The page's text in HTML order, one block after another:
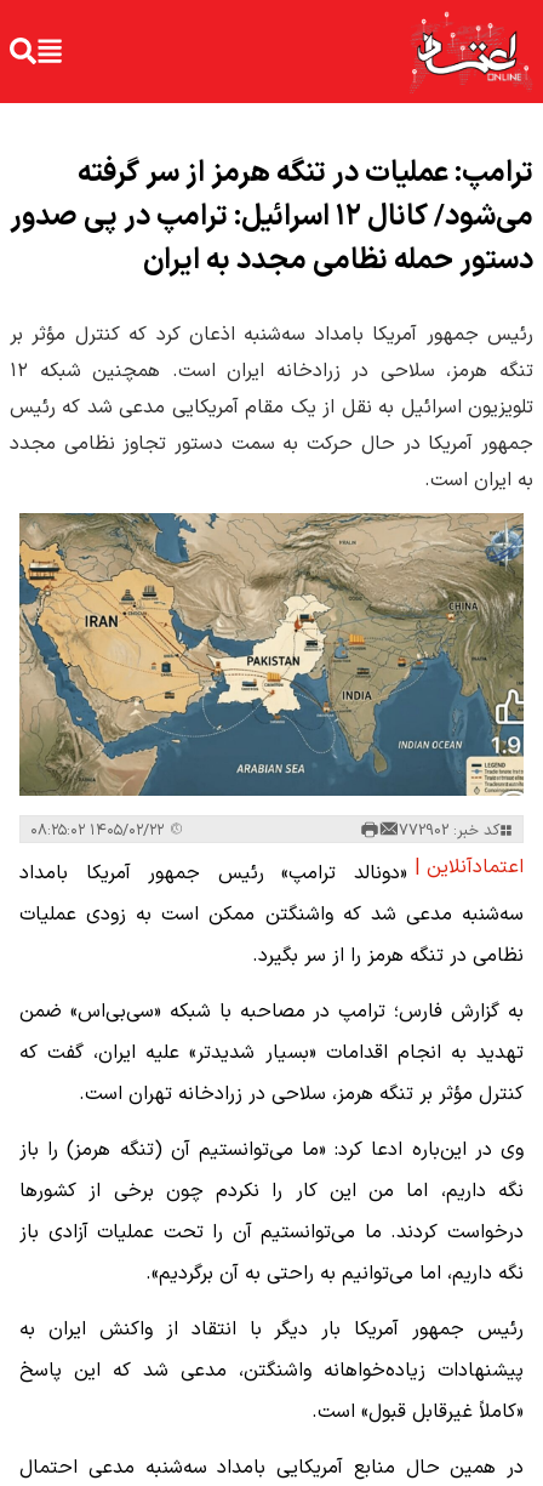
ترامپ: عملیات در تنگه هرمز از سر گرفته
می‌شود/ کانال ۱۲ اسرائیل: ترامپ در پی صدور
دستور حمله نظامی مجدد به ایران
رئیس جمهور آمریکا بامداد سه‌شنبه اذعان کرد که کنترل مؤثر بر
تنگه هرمز، سلاحی در زرادخانه ایران است. همچنین شبکه ۱۲
تلویزیون اسرائیل به نقل از یک مقام آمریکایی مدعی شد که رئیس
جمهور آمریکا در حال حرکت به سمت دستور تجاوز نظامی مجدد
به ایران است.
کد خبر: 772902
اعتمادآنلاین | «دونالد ترامپ» رئیس جمهور آمریکا بامداد
سه‌شنبه مدعی شد که واشنگتن ممکن است به زودی عملیات
نظامی در تنگه هرمز را از سر بگیرد.
به گزارش فارس؛ ترامپ در مصاحبه با شبکه «سی‌بی‌اس» ضمن
تهدید به انجام اقدامات «بسیار شدیدتر» علیه ایران، گفت که
کنترل مؤثر بر تنگه هرمز، سلاحی در زرادخانه تهران است.
وی در این‌باره ادعا کرد: «ما می‌توانستیم آن (تنگه هرمز) را باز
نگه داریم، اما من این کار را نکردم چون برخی از کشورها
درخواست کردند. ما می‌توانستیم آن را تحت عملیات آزادی باز
نگه داریم، اما می‌توانیم به راحتی به آن برگردیم».
رئیس جمهور آمریکا بار دیگر با انتقاد از واکنش ایران به
پیشنهادات زیاده‌خواهانه واشنگتن، مدعی شد که این پاسخ
«کاملاً غیرقابل قبول» است.
در همین حال منابع آمریکایی بامداد سه‌شنبه مدعی احتمال